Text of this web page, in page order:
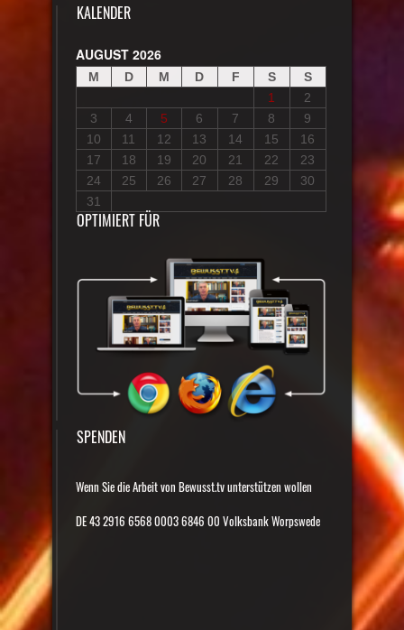
KALENDER
AUGUST 2026
M D M D F S
S
1
2
3
4 5 6 7 8
9
10
11 12 13 14 15
16
17
18 19 20 21 22
23
24
25 26 27 28 29
30
31
OPTIMIERT FÜR
SPENDEN
Wenn Sie die Arbeit von Bewusst.tv unterstützen wollen
DE 43 2916 6568 0003 6846 00 Volksbank Worpswede